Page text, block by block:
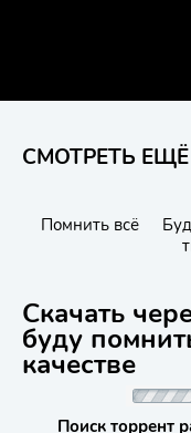
СМОТРЕТЬ
Помнить всё
Скачать
буду
качестве
Поиск торрент